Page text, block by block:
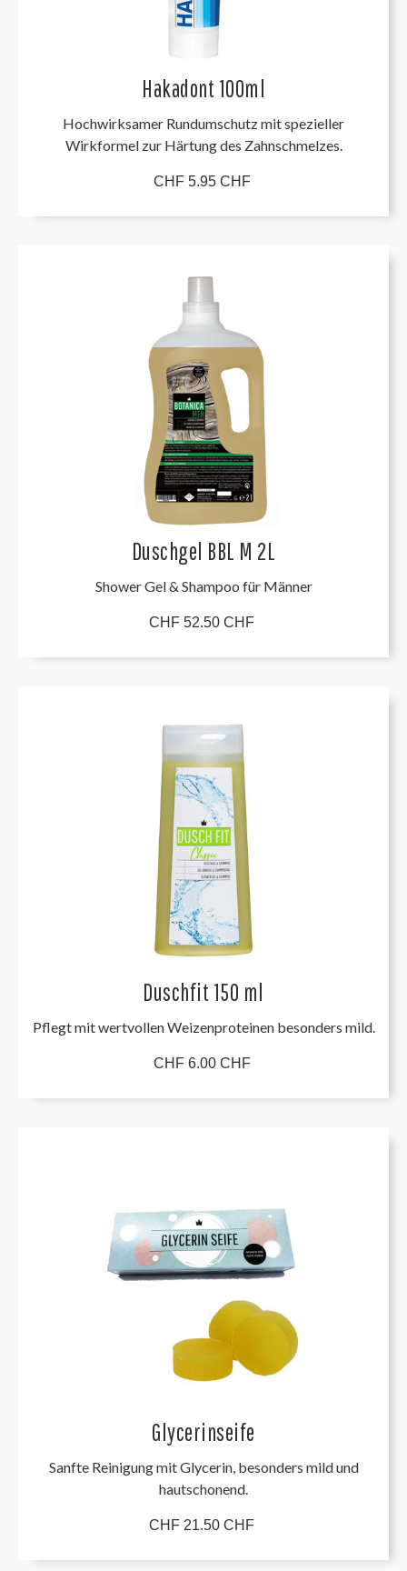
Hakadont 100ml
Hochwirksamer Rundumschutz mit spezieller
Wirkformel zur Härtung des Zahnschmelzes.
CHF 5.95 CHF
Duschgel BBL M 2L
Shower Gel & Shampoo für Männer
CHF 52.50 CHF
Duschfit 150 ml
Pflegt mit wertvollen Weizenproteinen besonders mild.
CHF 6.00 CHF
Glycerinseife
Sanfte Reinigung mit Glycerin, besonders mild und
hautschonend.
CHF 21.50 CHF